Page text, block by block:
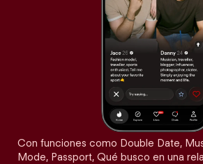
Con funciones como Double Date,
Mode, Passport, Qué busco en una